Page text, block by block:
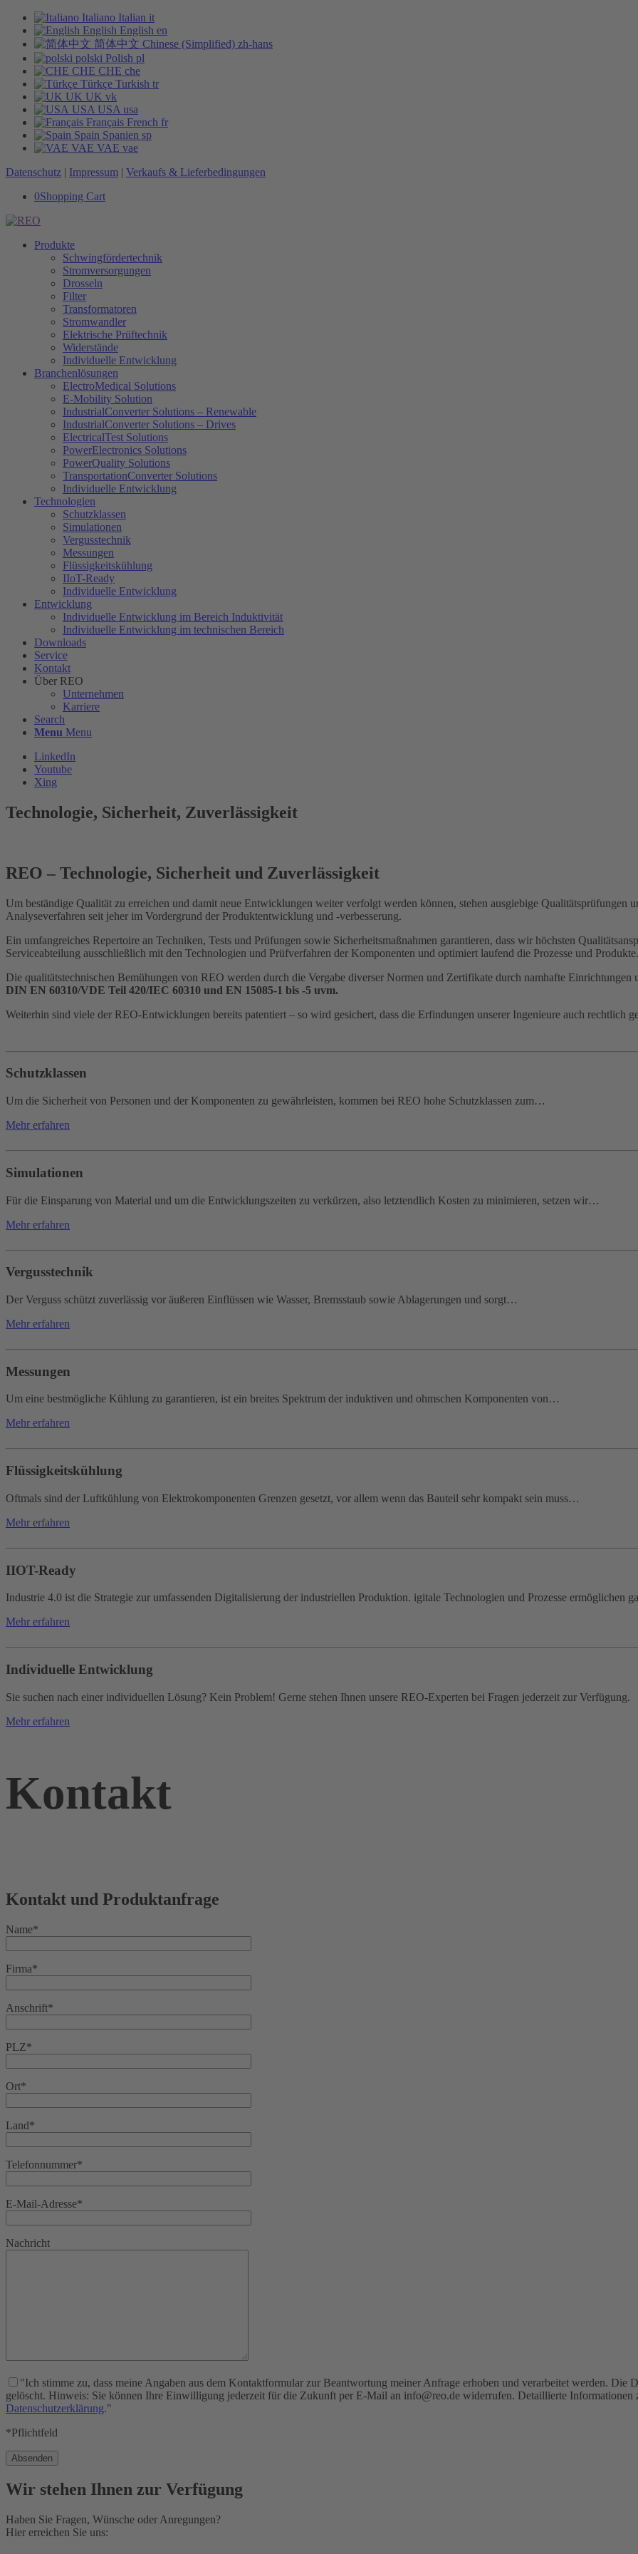
Italiano Italian it
English English en
简体中文 Chinese (Simplified) zh-hans
polski Polish pl
CHE CHE che
Türkçe Turkish tr
UK UK vk
USA USA usa
Français French fr
Spain Spanien sp
VAE VAE vae
Datenschutz | Impressum | Verkaufs & Lieferbedingungen
0Shopping Cart
Produkte
Schwingfördertechnik
Stromversorgungen
Drosseln
Filter
Transformatoren
Stromwandler
Elektrische Prüftechnik
Widerstände
Individuelle Entwicklung
Branchenlösungen
ElectroMedical Solutions
E-Mobility Solution
IndustrialConverter Solutions – Renewable
IndustrialConverter Solutions – Drives
ElectricalTest Solutions
PowerElectronics Solutions
PowerQuality Solutions
TransportationConverter Solutions
Individuelle Entwicklung
Technologien
Schutzklassen
Simulationen
Vergusstechnik
Messungen
Flüssigkeitskühlung
IIoT-Ready
Individuelle Entwicklung
Entwicklung
Individuelle Entwicklung im Bereich Induktivität
Individuelle Entwicklung im technischen Bereich
Downloads
Service
Kontakt
Über REO
Unternehmen
Karriere
Search
Menu Menu
LinkedIn
Youtube
Xing
Technologie, Sicherheit, Zuverlässigkeit
REO – Technologie, Sicherheit und Zuverlässigkeit
Um beständige Qualität zu erreichen und damit neue Entwicklungen weiter verfolgt werden können, stehen ausgiebige Qualitätsprüfungen
Analyseverfahren seit jeher im Vordergrund der Produktentwicklung und -verbesserung.
Ein umfangreiches Repertoire an Techniken, Tests und Prüfungen sowie Sicherheitsmaßnahmen garantieren, dass wir höchsten
Serviceabteilung ausschließlich mit den Technologien und Prüfverfahren der Komponenten und optimiert laufend die Prozesse und Produkte.
Die qualitätstechnischen Bemühungen von REO werden durch die Vergabe diverser Normen und Zertifikate durch namhafte Einrichtungen
DIN EN 60310/VDE Teil 420/IEC 60310 und EN 15085-1 bis -5 uvm.
Weiterhin sind viele der REO-Entwicklungen bereits patentiert – so wird gesichert, dass die Erfindungen unserer Ingenieure auch rechtlich
Schutzklassen
Um die Sicherheit von Personen und der Komponenten zu gewährleisten, kommen bei REO hohe Schutzklassen zum…
Mehr erfahren
Simulationen
Für die Einsparung von Material und um die Entwicklungszeiten zu verkürzen, also letztendlich Kosten zu minimieren, setzen wir…
Mehr erfahren
Vergusstechnik
Der Verguss schützt zuverlässig vor äußeren Einflüssen wie Wasser, Bremsstaub sowie Ablagerungen und sorgt…
Mehr erfahren
Messungen
Um eine bestmögliche Kühlung zu garantieren, ist ein breites Spektrum der induktiven und ohmschen Komponenten von…
Mehr erfahren
Flüssigkeitskühlung
Oftmals sind der Luftkühlung von Elektrokomponenten Grenzen gesetzt, vor allem wenn das Bauteil sehr kompakt sein muss…
Mehr erfahren
IIOT-Ready
Industrie 4.0 ist die Strategie zur umfassenden Digitalisierung der industriellen Produktion. igitale Technologien und Prozesse ermöglichen
Mehr erfahren
Individuelle Entwicklung
Sie suchen nach einer individuellen Lösung? Kein Problem! Gerne stehen Ihnen unsere REO-Experten bei Fragen jederzeit zur Verfügung.
Mehr erfahren
Kontakt
Kontakt und Produktanfrage
Name*
Firma*
Anschrift*
PLZ*
Ort*
Land*
Telefonnummer*
E-Mail-Adresse*
Nachricht
"Ich stimme zu, dass meine Angaben aus dem Kontaktformular zur Beantwortung meiner Anfrage erhoben und verarbeitet werden. Die
gelöscht. Hinweis: Sie können Ihre Einwilligung jederzeit für die Zukunft per E-Mail an info@reo.de widerrufen. Detaillierte Informationen
Datenschutzerklärung."
*Pflichtfeld
Wir stehen Ihnen zur Verfügung
Haben Sie Fragen, Wünsche oder Anregungen?
Hier erreichen Sie uns: